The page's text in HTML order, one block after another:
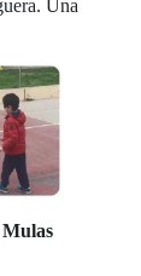
Una
Mulas